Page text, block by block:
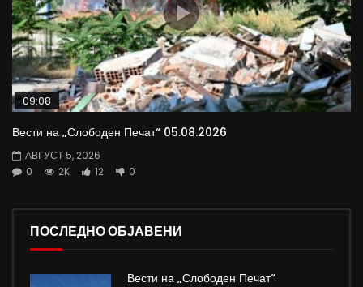
09:08
Вести на „Слободен Печат“ 05.08.2026
АВГУСТ 5, 2026
0
2K 12 0
ПОСЛЕДНО ОБЈАВЕНИ
Вести на „Слободен Печат“